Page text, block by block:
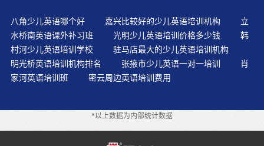
是有必要的。幼儿在学习外语时，大脑将外语贮存在“布罗
卡斯区”，即与母语相同的部位，而成年人在学习外语时大
脑已无法将外语贮存在该区，只能在大脑的另一部位重新
建立记忆结构。家长可以在家，让孩子当小老师，让孩子
来教爸爸妈妈们英语，这会让孩子特别有成就感，同时也
可以培养孩子对英语的兴趣，和说英语的自信。浸入式教
的人之间的交往、相互理解与尊重。想要让孩子接触真正
的英语，掌握牢固的英语能力，英语童谣是最佳方法。提
八角少儿英语哪个好 嘉兴比较好的少儿英语培训机构
立
水桥南英语课外补习班
光明少儿英语培训价格多少钱
韩
村河少儿英语培训学校
驻马店最大的少儿英语培训机构
明光桥英语培训机构排名
张掖市少儿英语一对一培训
肖
家河英语培训班
密云周边英语培训费用
*以上数据为内部统计数据